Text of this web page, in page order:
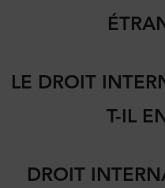
LE DROIT
T-IL
DROIT